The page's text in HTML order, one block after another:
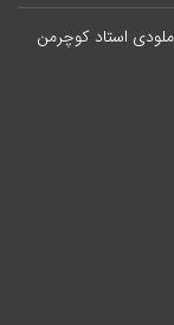
استاد کوچرمن